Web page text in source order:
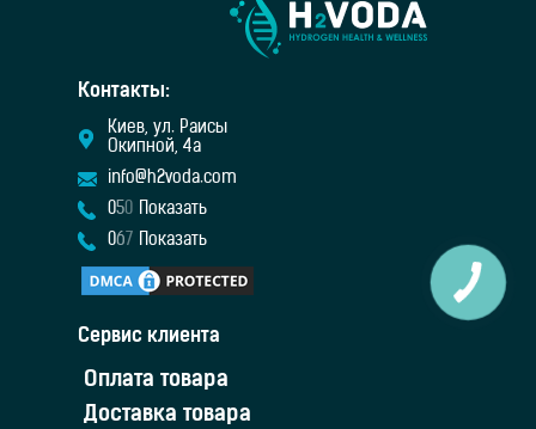
Контакты:
Киев, ул. Раисы
Окипной, 4а
info@h2voda.com
050 Показать
067 Показать
Сервис клиента
Оплата товара
Доставка товара